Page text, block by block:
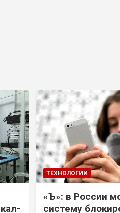
ТЕХНОЛОГИИ
«Ъ»: в России
систему